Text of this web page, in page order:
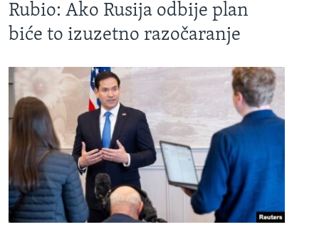
Rubio: Ako Rusija odbije plan
biće to izuzetno razočaranje